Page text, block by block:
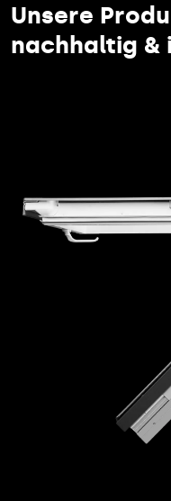
Unsere
nachhaltig &